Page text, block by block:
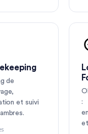
de
et suivi
: